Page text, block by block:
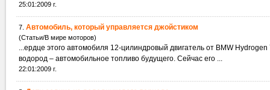
25:01:2009 г.
7. Автомобиль, который управляется джойстиком
(Статьи/В мире моторов)
...ердце этого автомобиля 12-цилиндровый двигатель от BMW
водород – автомобильное топливо будущего. Сейчас его ...
22:01:2009 г.